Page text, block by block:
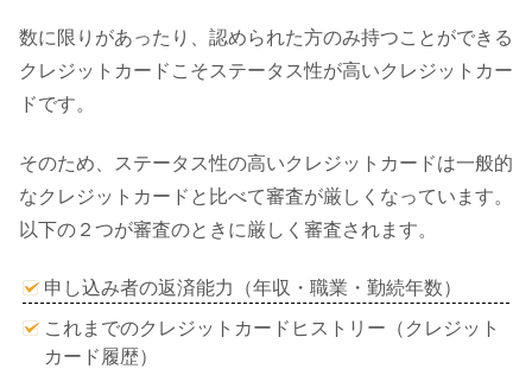
数に限りがあったり、認められた方のみ持つことができる
クレジットカードこそステータス性が高いクレジットカー
ドです。
そのため、ステータス性の高いクレジットカードは一般的
なクレジットカードと比べて審査が厳しくなっています。
以下の２つが審査のときに厳しく審査されます。
申し込み者の返済能力（年収・職業・勤続年数）
これまでのクレジットカードヒストリー（クレジット
カード履歴）